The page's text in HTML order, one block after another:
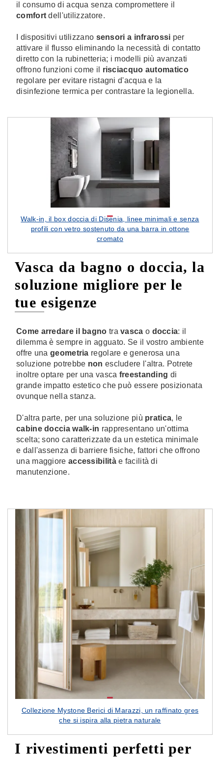
il consumo di acqua senza compromettere il
comfortdell'utilizzatore.
I dispositivi utilizzano sensori a infrarossi per
attivare il flusso eliminando la necessità di contatto
diretto con la rubinetteria; i modelli più avanzati
offrono funzioni come il risciacquo automatico
regolare per evitare ristagni d'acqua e la
disinfezione termica per contrastare la legionella.
Walk-in, il box doccia di Disenia, linee minimali e senza
profili con vetro sostenuto da una barra in ottone
cromato
Vasca da bagno o doccia, la
soluzione migliore per le
tue esigenze
Come arredare il bagno travasca o doccia: il
dilemma è sempre in agguato. Se il vostro ambiente
offre una geometria regolare e generosa una
soluzione potrebbe non escludere l'altra. Potrete
inoltre optare per una vasca freestanding di
grande impatto estetico che può essere posizionata
ovunque nella stanza.
D'altra parte, per una soluzione più pratica, le
cabine doccia walk-in rappresentano un'ottima
scelta; sono caratterizzate da un estetica minimale
e dall'assenza di barriere fisiche, fattori che offrono
una maggiore accessibilitàe facilità di
manutenzione.
Collezione Mystone Berici di Marazzi, un raffinato gres
che si ispira alla pietra naturale
I rivestimenti perfetti per